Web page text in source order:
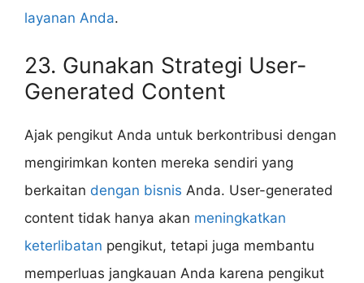
layanan Anda.
23. Gunakan Strategi User-
Generated Content
Ajak pengikut Anda untuk berkontribusi dengan
mengirimkan konten mereka sendiri yang
berkaitan dengan bisnis Anda. User-generated
content tidak hanya akan meningkatkan
keterlibatan pengikut, tetapi juga membantu
memperluas jangkauan Anda karena pengikut